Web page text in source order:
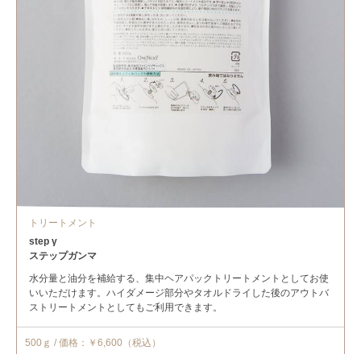
トリートメント
step γ
ステップガンマ
水分量と油分を補給する、集中ヘアパックトリートメントとしてお使
いいただけます。ハイダメージ部分やタオルドライした後のアウトバ
ストリートメントとしてもご利用できます。
500ｇ / 価格：￥6,600（税込）